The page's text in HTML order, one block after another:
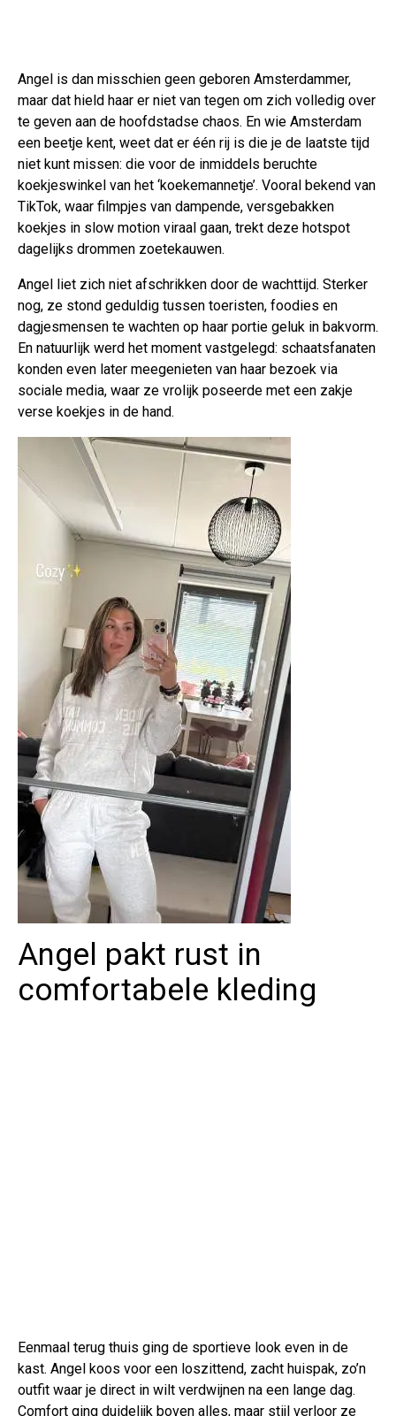
Angel is dan misschien geen geboren Amsterdammer,
maar dat hield haar er niet van tegen om zich volledig over
te geven aan de hoofdstadse chaos. En wie Amsterdam
een beetje kent, weet dat er één rij is die je de laatste tijd
niet kunt missen: die voor de inmiddels beruchte
koekjeswinkel van het ‘koekemannetje’. Vooral bekend van
TikTok, waar filmpjes van dampende, versgebakken
koekjes in slow motion viraal gaan, trekt deze hotspot
dagelijks drommen zoetekauwen.
Angel liet zich niet afschrikken door de wachttijd. Sterker
nog, ze stond geduldig tussen toeristen, foodies en
dagjesmensen te wachten op haar portie geluk in bakvorm.
En natuurlijk werd het moment vastgelegd: schaatsfanaten
konden even later meegenieten van haar bezoek via
sociale media, waar ze vrolijk poseerde met een zakje
verse koekjes in de hand.
Angel pakt rust in
comfortabele kleding
Eenmaal terug thuis ging de sportieve look even in de
kast. Angel koos voor een loszittend, zacht huispak, zo’n
outfit waar je direct in wilt verdwijnen na een lange dag.
Comfort ging duidelijk boven alles, maar stijl verloor ze